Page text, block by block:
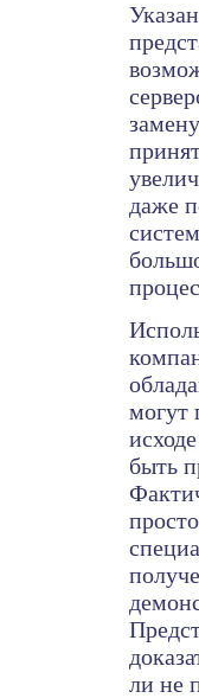
даже
могут
быть
ли не